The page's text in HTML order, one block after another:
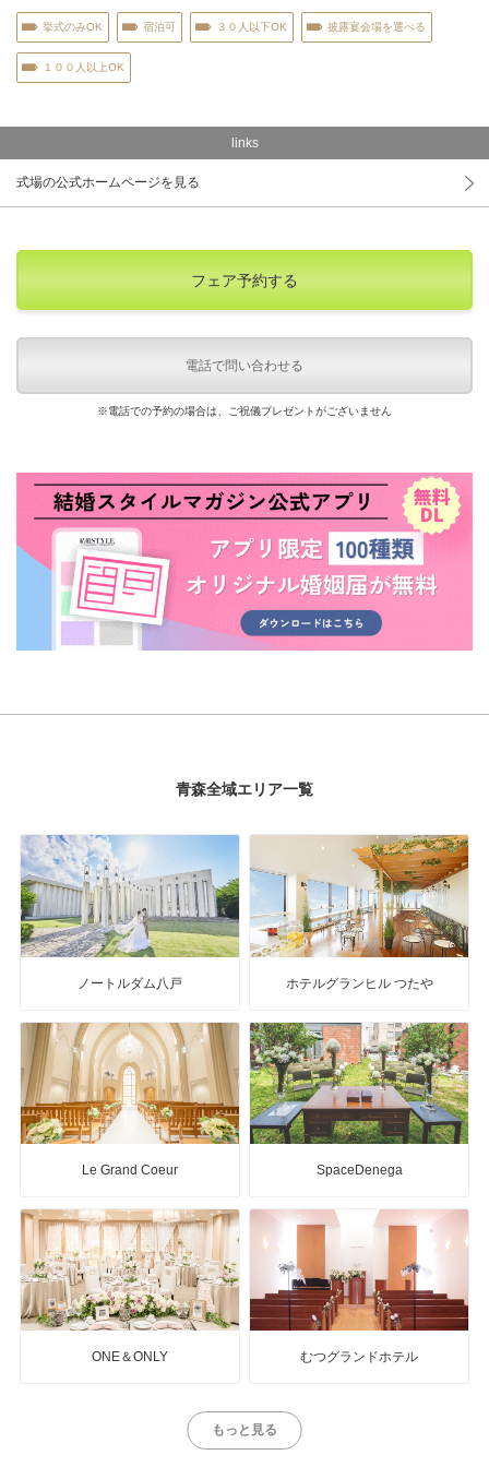
挙式のみOK 宿泊可 ３０人以下OK 披露宴会場を選べる
１００人以上OK
links
式場の公式ホームページを見る
フェア予約する
電話で問い合わせる
※電話での予約の場合は、ご祝儀プレゼントがございません
青森全域エリア一覧
ノートルダム八戸 ホテルグランヒル つたや
Le Grand Coeur SpaceDenega
ONE＆ONLY むつグランドホテル
もっと見る